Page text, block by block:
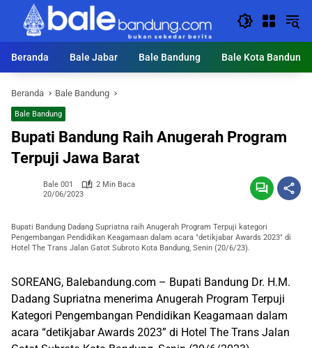
Langsung
konten
Beranda
Bale Jabar Bale Bandung Bale Kota Bandung
Beranda Bale Bandung
Bale Bandung
Bupati Bandung Raih Anugerah Program
Terpuji Jawa Barat
Bale 001
2 Min Baca
20/06/2023
Bupati Bandung Dadang Supriatna raih Anugerah Program Terpuji kategori
Pengembangan Pendidikan Keagamaan dalam acara "detikjabar Awards 2023" di
Hotel The Trans Jalan Gatot Subroto Kota Bandung, Senin (20/6/23).
SOREANG, Balebandung.com – Bupati Bandung Dr. H.M.
Dadang Supriatna menerima Anugerah Program Terpuji
Kategori Pengembangan Pendidikan Keagamaan dalam
acara “detikjabar Awards 2023” di Hotel The Trans Jalan